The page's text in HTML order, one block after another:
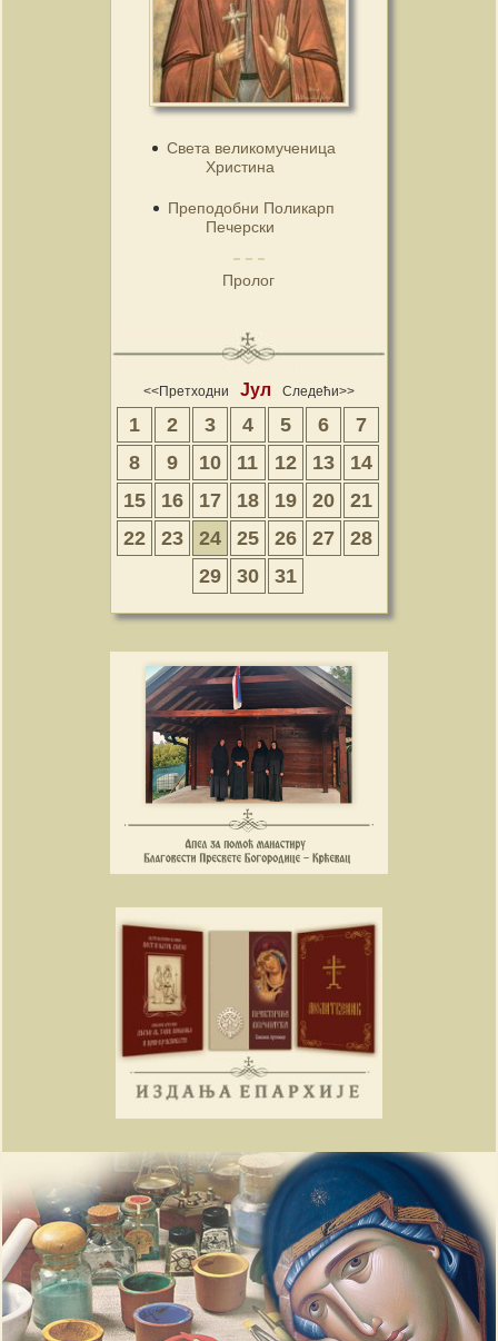
Света великомученица
Христина
Преподобни Поликарп
Печерски
Пролог
<<Претходни Јул Следећи>>
1 2 3 4 5 6
7
8
9 10 11 12 13
14
15
16 17 18 19 20
21
22
23 24 25 26 27
28
29
30 31